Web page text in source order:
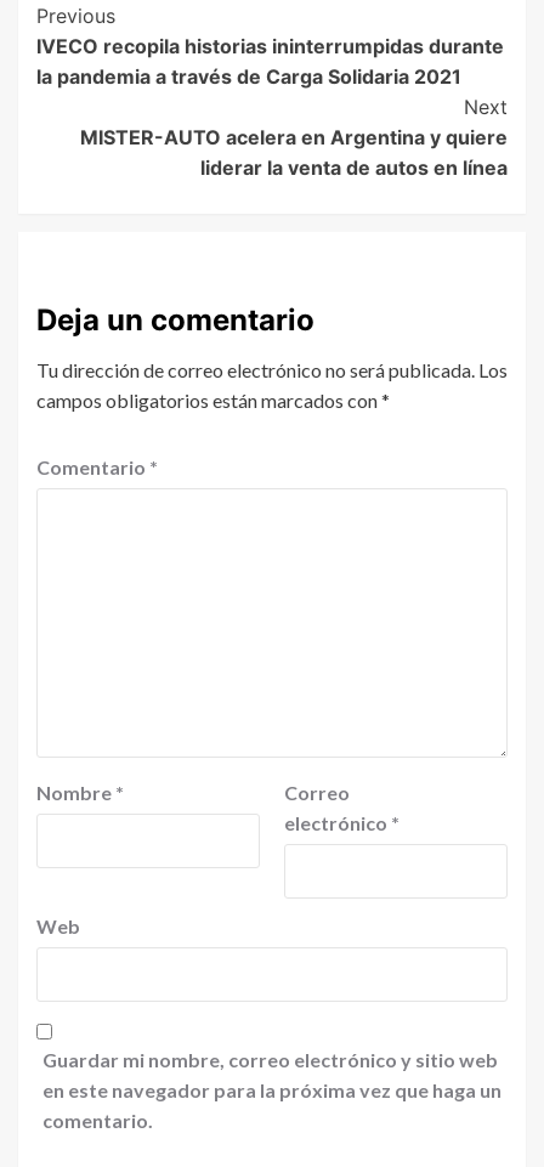
Previous
IVECO recopila historias ininterrumpidas durante
la pandemia a través de Carga Solidaria 2021
Next
MISTER-AUTO acelera en Argentina y quiere
liderar la venta de autos en línea
Deja un comentario
Tu dirección de correo electrónico no será publicada. Los
campos obligatorios están marcados con*
Comentario *
Nombre *
Correo
electrónico *
Web
Guardar mi nombre, correo electrónico y sitio web
en este navegador para la próxima vez que haga un
comentario.